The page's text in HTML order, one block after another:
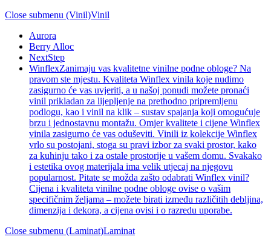
Close submenu (Vinil)Vinil
Aurora
Berry Alloc
NextStep
WinflexZanimaju vas kvalitetne vinilne podne obloge? Na
pravom ste mjestu. Kvaliteta Winflex vinila koje nudimo
zasigurno će vas uvjeriti, a u našoj ponudi možete pronaći
vinil prikladan za lijepljenje na prethodno pripremljenu
podlogu, kao i vinil na klik – sustav spajanja koji omogućuje
brzu i jednostavnu montažu. Omjer kvalitete i cijene Winflex
vinila zasigurno će vas oduševiti. Vinili iz kolekcije Winflex
vrlo su postojani, stoga su pravi izbor za svaki prostor, kako
za kuhinju tako i za ostale prostorije u vašem domu. Svakako
i estetika ovog materijala ima velik utjecaj na njegovu
popularnost. Pitate se možda zašto odabrati Winflex vinil?
Cijena i kvaliteta vinilne podne obloge ovise o vašim
specifičnim željama – možete birati između različitih debljina,
dimenzija i dekora, a cijena ovisi i o razredu uporabe.
Close submenu (Laminat)Laminat